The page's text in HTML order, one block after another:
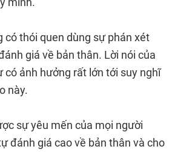
có thói quen dùng sự phán xét
giá về bản thân. Lời nói của
có ảnh hưởng rất lớn tới suy nghĩ
này.
sự yêu mến của mọi người
đánh giá cao về bản thân và cho